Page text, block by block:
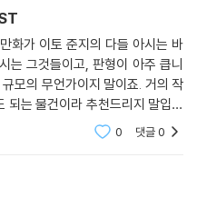
화가 이토 준지의 다들 아시는 바
는 그것들이고, 판형이 아주 큽니
모의 무언가이지 말이죠. 거의 작
되는 물건이라 추천드리지 말입니
0 댓글0